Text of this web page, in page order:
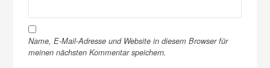
Name, E-Mail-Adresse und Website in diesem Browser für
meinen nächsten Kommentar speichern.